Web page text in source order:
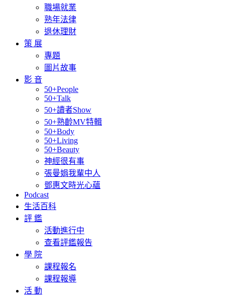
職場就業
熟年法律
退休理財
策 展
專題
圖片故事
影 音
50+People
50+Talk
50+讀者Show
50+熟齡MV特輯
50+Body
50+Living
50+Beauty
神經很有事
張曼娟我輩中人
鄧惠文時光心蘊
Podcast
生活百科
評 鑑
活動進行中
查看評鑑報告
學 院
課程報名
課程報導
活 動